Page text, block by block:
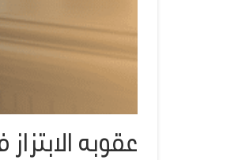
عقوبه